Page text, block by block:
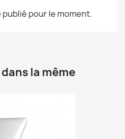
publié pour le moment.
la même